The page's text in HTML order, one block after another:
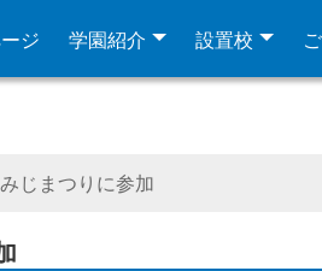
ジ 学園紹介 設置校
じまつりに参加